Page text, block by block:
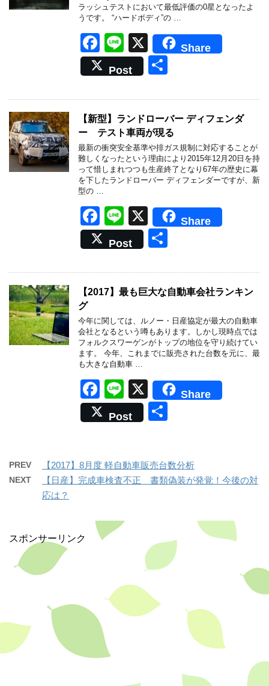
k
ラッシュテストにおいて最低評価の0星となったよ
うです。 “ハードボディ”の …
F
a
c
e
b
o
o
k
Li
n
e
X
Share
Post
【新型】ランドローバー ディフェンダ
ー テスト車両が現る
最新の衝突安全基準や排ガス規制に対応することが
難しくなったという理由により2015年12月20日を持
って惜しまれつつも生産終了となり67年の歴史に幕
を下したランドローバー ディフェンダーですが、新
型の …
F
a
c
e
b
o
o
k
Li
n
e
X
Share
Post
【2017】最も巨大な自動車会社ランキン
グ
今年に関しては、ルノー・日産協定が最大の自動車
会社となるという噂もあります。しかし現時点では
フォルクスワーゲンがトップの地位を守り続けてい
ます。 今年、これまでに販売された台数を元に、最
も大きな自動車 …
F
a
c
b
o
k
Li
n
e
X
Share
Post
PREV 【2017】8月度 軽自動車販売台数分析
NEXT
【日産】完成車検査不正 書類偽装が発覚！今後の対
応は？
スポンサーリンク